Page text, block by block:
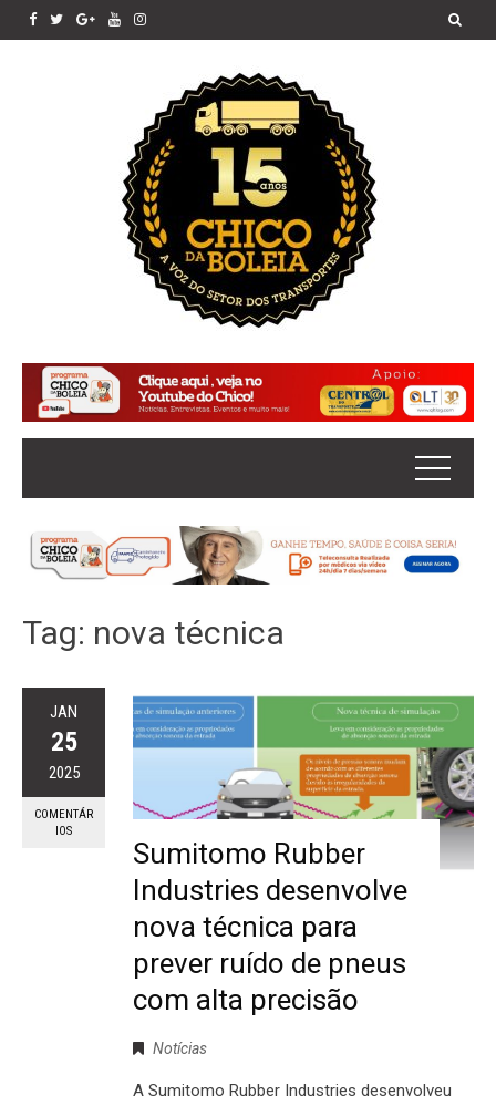
Tag: nova técnica
JAN
25
2025
COMENTÁR
IOS
Sumitomo Rubber
Industries desenvolve
nova técnica para
prever ruído de pneus
com alta precisão
Notícias
A Sumitomo Rubber Industries desenvolveu